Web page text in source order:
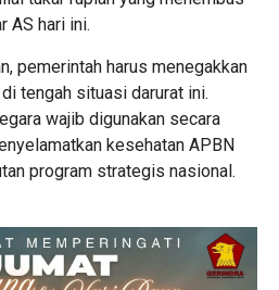
AS hari ini.
pemerintah harus menegakkan
tengah situasi darurat ini.
wajib digunakan secara
kesehatan APBN
program strategis nasional.